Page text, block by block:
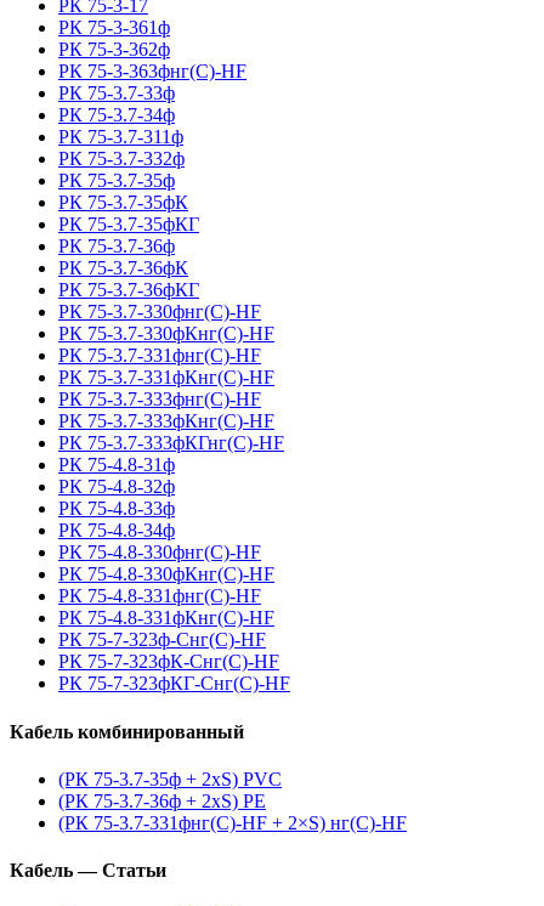
РК 75-3-17
РК 75-3-361ф
РК 75-3-362ф
РК 75-3-363фнг(С)-HF
РК 75-3.7-33ф
РК 75-3.7-34ф
РК 75-3.7-311ф
РК 75-3.7-332ф
РК 75-3.7-35ф
РК 75-3.7-35фК
РК 75-3.7-35фКГ
РК 75-3.7-36ф
РК 75-3.7-36фК
РК 75-3.7-36фКГ
РК 75-3.7-330фнг(С)-HF
РК 75-3.7-330фКнг(С)-HF
РК 75-3.7-331фнг(С)-HF
РК 75-3.7-331фКнг(С)-HF
РК 75-3.7-333фнг(С)-HF
РК 75-3.7-333фКнг(С)-HF
РК 75-3.7-333фКГнг(С)-HF
РК 75-4.8-31ф
РК 75-4.8-32ф
РК 75-4.8-33ф
РК 75-4.8-34ф
РК 75-4.8-330фнг(С)-HF
РК 75-4.8-330фКнг(С)-HF
РК 75-4.8-331фнг(С)-HF
РК 75-4.8-331фКнг(С)-HF
РК 75-7-323ф-Снг(С)-HF
РК 75-7-323фК-Снг(С)-HF
РК 75-7-323фКГ-Снг(С)-HF
Кабель комбинированный
(РК 75-3.7-35ф + 2xS) PVC
(РК 75-3.7-36ф + 2xS) PE
(РК 75-3.7-331фнг(С)-HF + 2×S) нг(С)-HF
Кабель — Статьи